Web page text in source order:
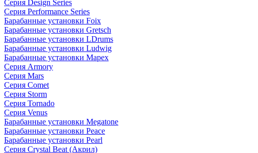
Серия Design Series
Серия Performance Series
Барабанные установки Foix
Барабанные установки Gretsch
Барабанные установки LDrums
Барабанные установки Ludwig
Барабанные установки Mapex
Серия Armory
Серия Mars
Серия Comet
Серия Storm
Серия Tornado
Серия Venus
Барабанные установки Megatone
Барабанные установки Peace
Барабанные установки Pearl
Серия Crystal Beat (Акрил)